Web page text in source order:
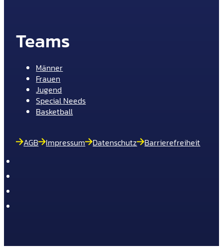
Teams
Männer
Frauen
Jugend
Special Needs
Basketball
AGB Impressum Datenschutz Barrierefreiheit